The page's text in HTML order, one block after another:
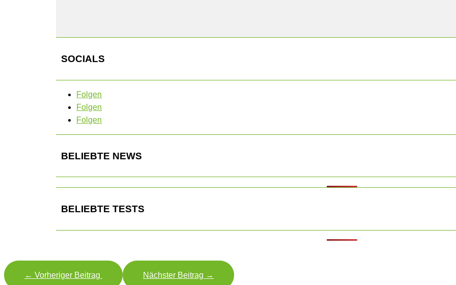
SOCIALS
Folgen
Folgen
Folgen
BELIEBTE NEWS
BELIEBTE TESTS
← Vorheriger Beitrag Nächster Beitrag →